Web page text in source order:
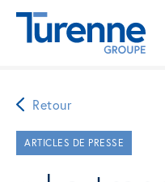
Retour
ARTICLES DE PRESSE